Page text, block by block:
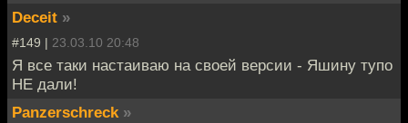
Deceit »
#149 | 23.03.10 20:48
Я все таки настаиваю на своей версии - Яшину тупо
НЕ дали!
Panzerschreck »